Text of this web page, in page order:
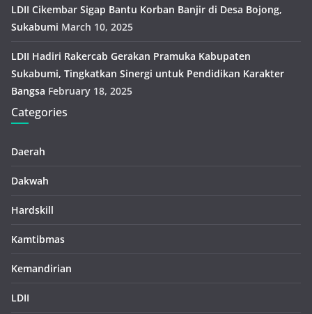
LDII Cikembar Sigap Bantu Korban Banjir di Desa Bojong,
Sukabumi March 10, 2025
LDII Hadiri Rakercab Gerakan Pramuka Kabupaten
Sukabumi, Tingkatkan Sinergi untuk Pendidikan Karakter
Bangsa February 18, 2025
Categories
Daerah
Dakwah
Hardskill
Kamtibmas
Kemandirian
LDII